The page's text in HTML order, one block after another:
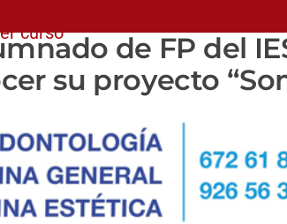
curso
de FP del
su proyecto